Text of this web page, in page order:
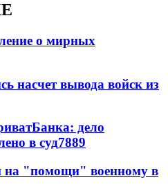
о мирных
насчет вывода войск из
дело
в суд7889
"помощи" военному в